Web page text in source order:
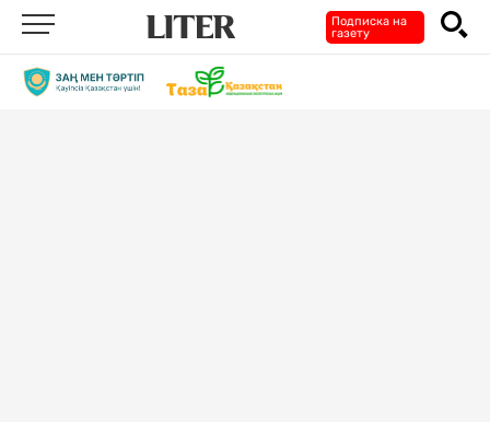
Подписка на
газету